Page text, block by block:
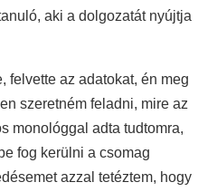
aki a dolgozatát nyújtja
felvette az adatokat, én meg
szeretném feladni, mire az
monológgal adta tudtomra,
fog kerülni a csomag
azzal tetéztem, hogy